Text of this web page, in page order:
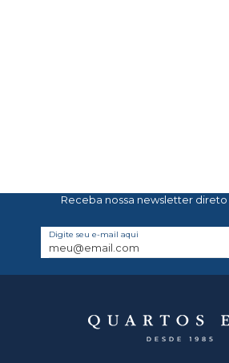
Receba nossa newsletter direto
Digite seu e-mail aqui